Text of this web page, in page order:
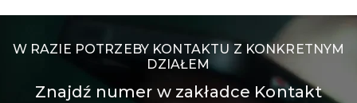
W RAZIE POTRZEBY KONTAKTU Z KONKRETNYM
DZIAŁEM
Znajdź numer w zakładce Kontakt